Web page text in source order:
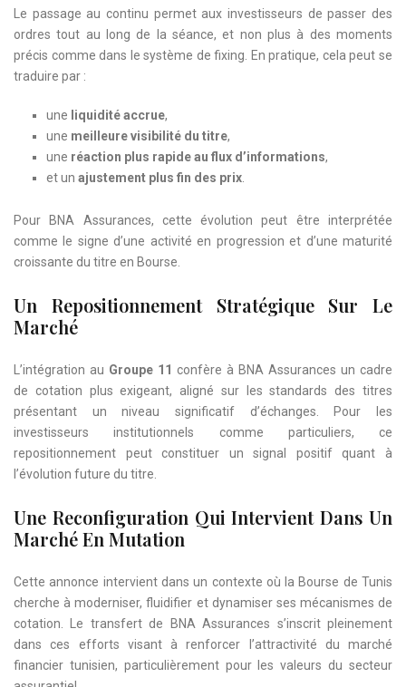
Le passage au continu permet aux investisseurs de passer des
ordres tout au long de la séance, et non plus à des moments
précis comme dans le système de fixing. En pratique, cela peut se
traduire par :
une liquidité accrue,
une meilleure visibilité du titre,
une réaction plus rapide au flux d’informations,
et un ajustement plus fin des prix
Pour BNA Assurances, cette évolution peut être interprétée
comme le signe d’une activité en progression et d’une maturité
croissante du titre en Bourse.
Un Repositionnement Stratégique Sur Le
Marché
L’intégration au Groupe 11 confère à BNA Assurances un cadre
de cotation plus exigeant, aligné sur les standards des titres
présentant un niveau significatif d’échanges. Pour les
investisseurs institutionnels comme particuliers, ce
repositionnement peut constituer un signal positif quant à
l’évolution future du titre.
Une Reconfiguration Qui Intervient Dans Un
Marché En Mutation
Cette annonce intervient dans un contexte où la Bourse de Tunis
cherche à moderniser, fluidifier et dynamiser ses mécanismes de
cotation. Le transfert de BNA Assurances s’inscrit pleinement
dans ces efforts visant à renforcer l’attractivité du marché
financier tunisien, particulièrement pour les valeurs du secteur